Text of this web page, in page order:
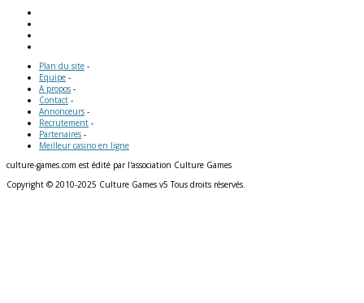
Plan du site -
Equipe -
A propos -
Contact -
Annonceurs -
Recrutement -
Partenaires -
Meilleur casino en ligne
culture-games.com est édité par l'association Culture Games
Copyright © 2010-2025 Culture Games v5 Tous droits réservés.